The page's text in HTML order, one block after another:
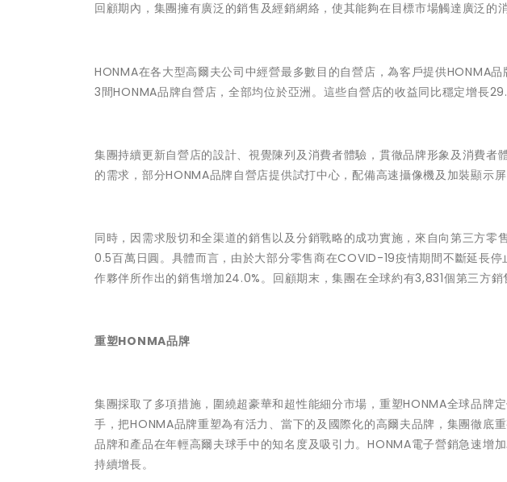
回顧期內，集團擁有廣泛的銷售及經銷網絡，使其能夠在目標市場觸達廣泛的消
HONMA在各大型高爾夫公司中經營最多數目的自營店，為客戶提供HONMA
3間HONMA品牌自營店，全部均位於亞洲。這些自營店的收益同比穩定增長
集團持續更新自營店的設計、視覺陳列及消費者體驗，貫徹品牌形象及消費者
的需求，部分HONMA品牌自營店提供試打中心，配備高速攝像機及加裝顯示屏
同時，因需求殷切和全渠道的銷售以及分銷戰略的成功實施，來自向第三方
0.5百萬日圓。具體而言，由於大部分零售商在COVID-19疫情期間不斷延長
作夥伴所作出的銷售增加24.0%。回顧期末，集團在全球約有3,831個第三方銷
重塑HONMA品牌
集團採取了多項措施，圍繞超豪華和超性能細分市場，重塑HONMA全球品牌
手，把HONMA品牌重塑為有活力、當下的及國際化的高爾夫品牌，集團徹底
品牌和產品在年輕高爾夫球手中的知名度及吸引力。HONMA電子營銷急速增
持續增長。